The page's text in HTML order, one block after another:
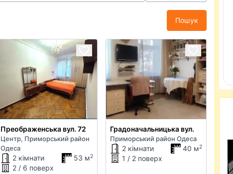
Пошук
Преображенська вул. 72
Центр, Приморський район
Одеса
2 кімнати 53 м2
2 / 6 поверх
Градоначальницька вул.
Приморський район Одеса
2 кімнати 40 м2
1 / 2 поверх